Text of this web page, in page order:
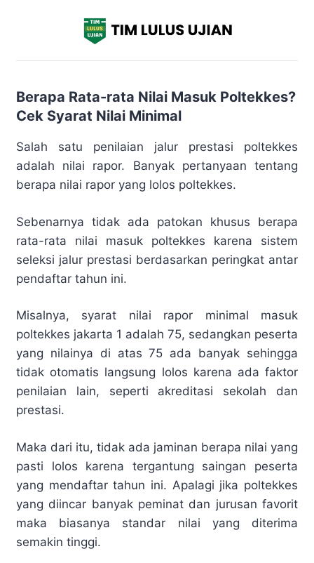
Berapa Rata-rata Nilai Masuk Poltekkes?
Cek Syarat Nilai Minimal
Salah satu penilaian jalur prestasi poltekkes
adalah nilai rapor. Banyak pertanyaan tentang
berapa nilai rapor yang lolos poltekkes.
Sebenarnya tidak ada patokan khusus berapa
rata-rata nilai masuk poltekkes karena sistem
seleksi jalur prestasi berdasarkan peringkat antar
pendaftar tahun ini.
Misalnya, syarat nilai rapor minimal masuk
poltekkes jakarta 1 adalah 75, sedangkan peserta
yang nilainya di atas 75 ada banyak sehingga
tidak otomatis langsung lolos karena ada faktor
penilaian lain, seperti akreditasi sekolah dan
prestasi.
Maka dari itu, tidak ada jaminan berapa nilai yang
pasti lolos karena tergantung saingan peserta
yang mendaftar tahun ini. Apalagi jika poltekkes
yang diincar banyak peminat dan jurusan favorit
maka biasanya standar nilai yang diterima
semakin tinggi.